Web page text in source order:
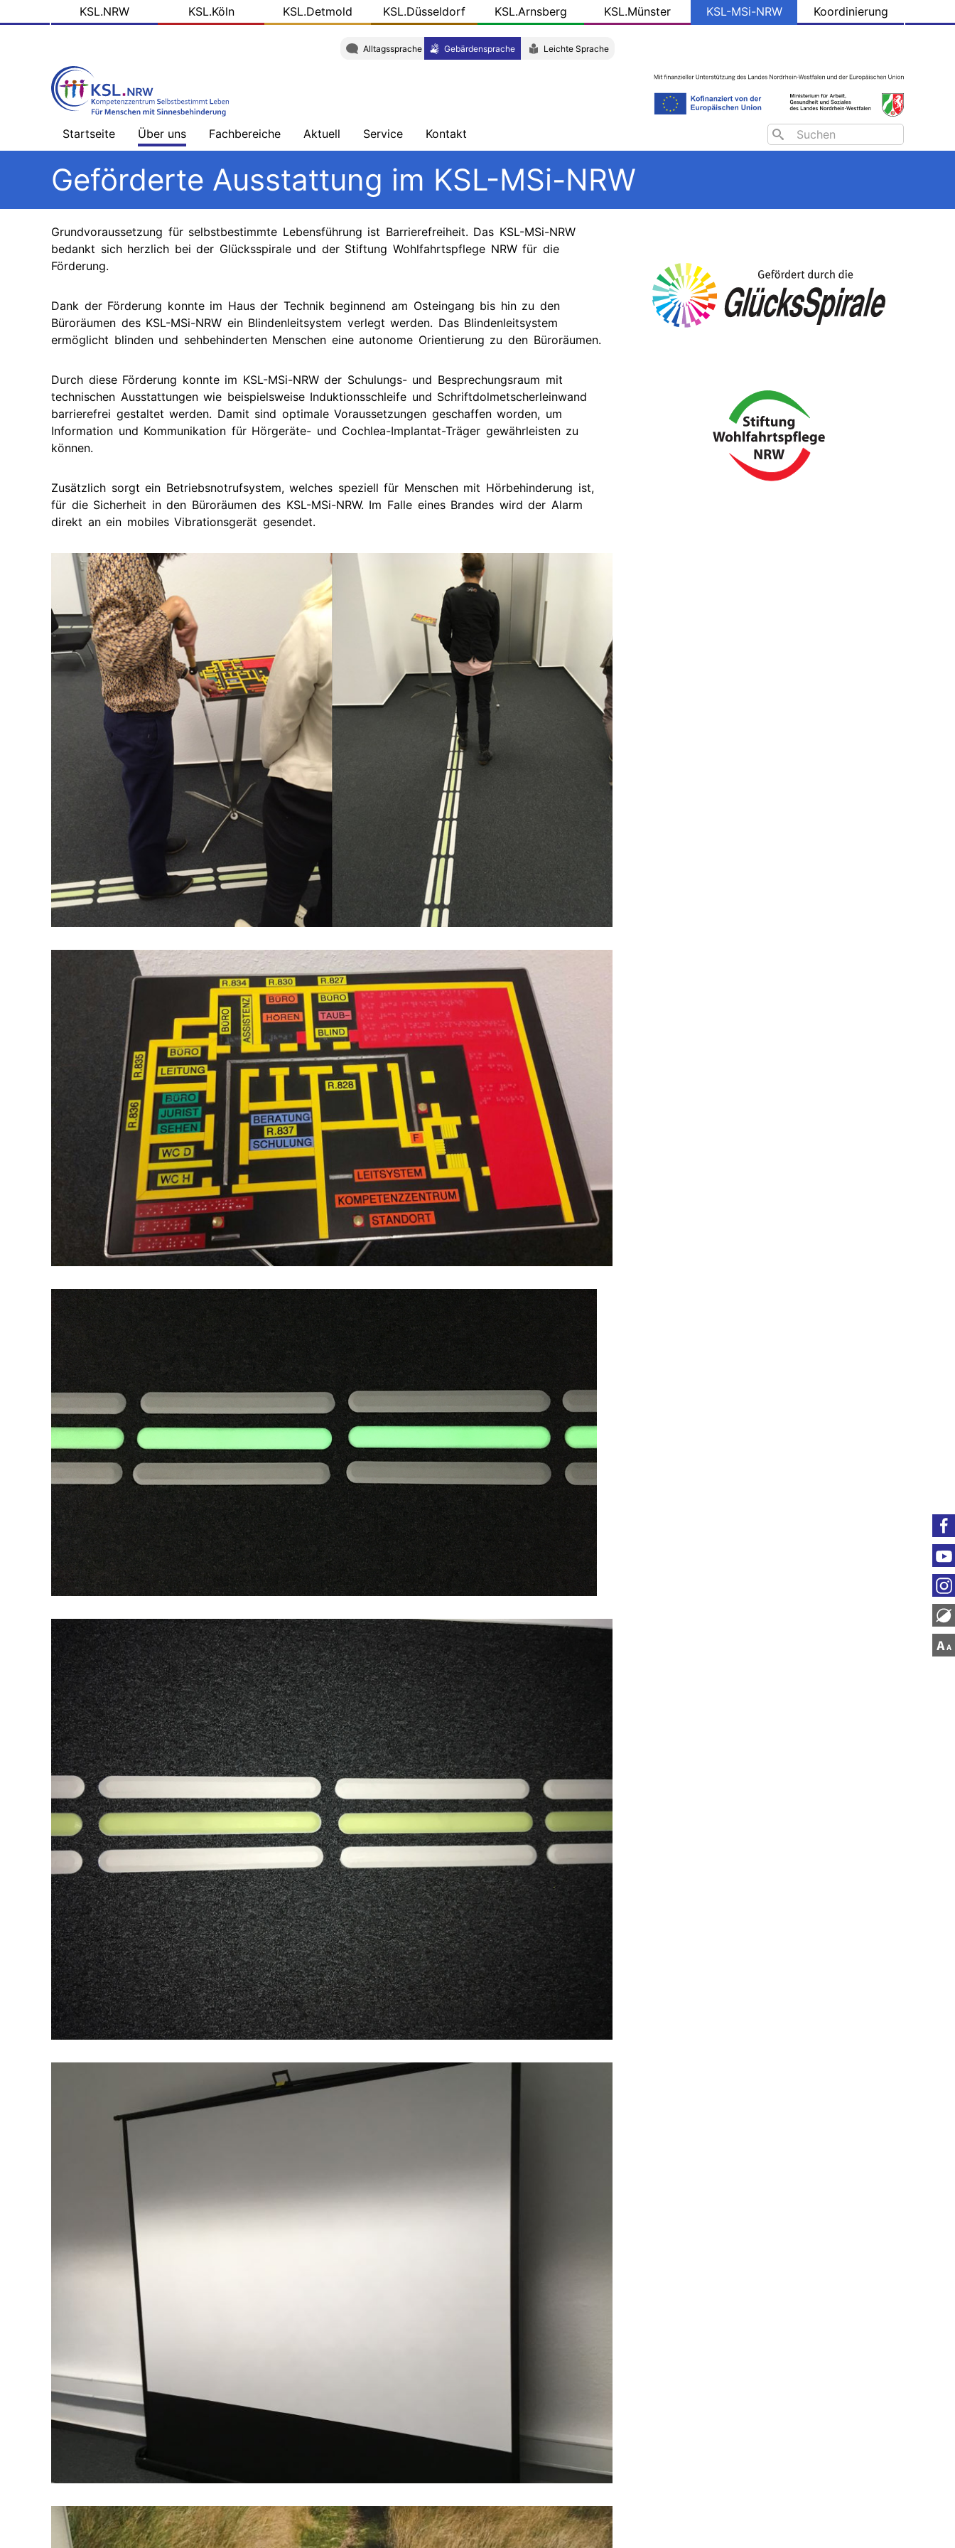
zum
KSLKSL.NRW KSL.Köln KSL.Detmold KSL.Düsseldorf KSL.Arnsberg KSL.Münster KSL-MSi-NRW Koordinierung
Alltagssprache Gebärdensprache Leichte Sprache
Search
Startseite Über uns
Willkommen
Ziele
Projektpartner
Geförderte
Fachbereiche
Sehbehinderung
–
Schwerpunkt
Gebärdensprache
Lautsprache
Taubblindheit
Recht
Aktuell
Nachrichten
-
Übersicht
Blog
der
KSL.NRW
Aktuelle
Termine
Vergangene
Termine
Service
Schulungen
KSL-
Konkret
Kontakt
Wegbeschreibung
Geförderte Ausstattung im KSL-MSi-NRW
Grundvoraussetzung für selbstbestimmte Lebensführung ist Barrierefreiheit. Das KSL-MSi-NRW
bedankt sich herzlich bei der Glücksspirale und der Stiftung Wohlfahrtspflege NRW für die
Förderung.
Dank der Förderung konnte im Haus der Technik beginnend am Osteingang bis hin zu den
Büroräumen des KSL-MSi-NRW ein Blindenleitsystem verlegt werden. Das Blindenleitsystem
ermöglicht blinden und sehbehinderten Menschen eine autonome Orientierung zu den Büroräumen.
Durch diese Förderung konnte im KSL-MSi-NRW der Schulungs- und Besprechungsraum mit
technischen Ausstattungen wie beispielsweise Induktionsschleife und Schriftdolmetscherleinwand
barrierefrei gestaltet werden. Damit sind optimale Voraussetzungen geschaffen worden, um
Information und Kommunikation für Hörgeräte- und Cochlea-Implantat-Träger gewährleisten zu
können.
Zusätzlich sorgt ein Betriebsnotrufsystem, welches speziell für Menschen mit Hörbehinderung ist,
für die Sicherheit in den Büroräumen des KSL-MSi-NRW. Im Falle eines Brandes wird der Alarm
direkt an ein mobiles Vibrationsgerät gesendet.